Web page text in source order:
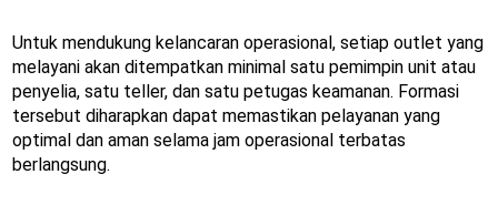
Untuk mendukung kelancaran operasional, setiap outlet yang
melayani akan ditempatkan minimal satu pemimpin unit atau
penyelia, satu teller, dan satu petugas keamanan. Formasi
tersebut diharapkan dapat memastikan pelayanan yang
optimal dan aman selama jam operasional terbatas
berlangsung.